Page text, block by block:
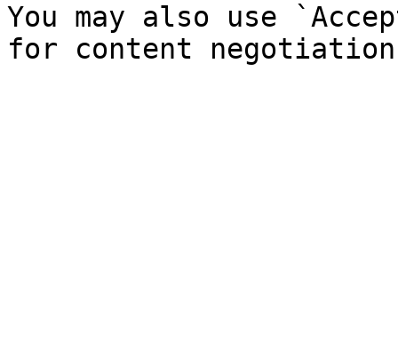
You may also use